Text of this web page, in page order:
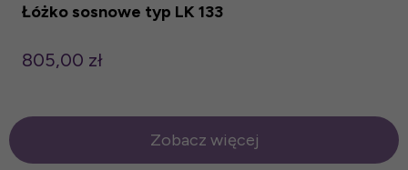
Łóżko sosnowe typ LK 133
805,00 zł
Zobacz więcej